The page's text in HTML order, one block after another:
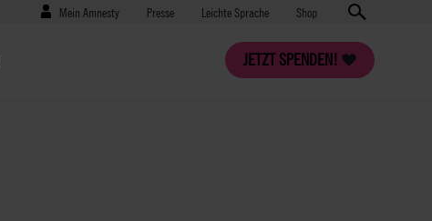
Benutzermenü
Mein Amnesty Presse
Presse Leichte Sprache Shop
JETZT SPENDEN!